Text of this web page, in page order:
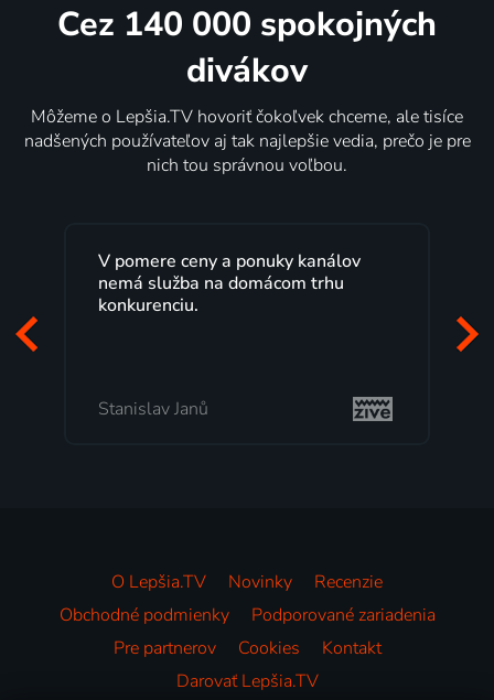
Cez 140 000 spokojných
divákov
Môžeme o Lepšia.TV hovoriť čokoľvek chceme, ale tisíce
nadšených používateľov aj tak najlepšie vedia, prečo je pre
nich tou správnou voľbou.
V pomere ceny a ponuky kanálov
nemá služba na domácom trhu
konkurenciu.
Stanislav Janů
O Lepšia.TV Novinky
Recenzie
Obchodné podmienky
Podporované zariadenia
Pre partnerov
Cookies
Kontakt
Darovať Lepšia.TV